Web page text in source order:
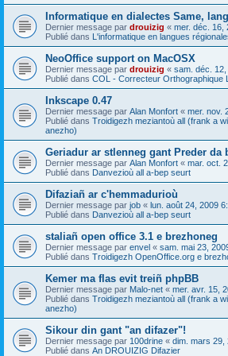
Informatique en dialectes Same,
Dernier message par drouizig « mer. déc. 16,
Publié dans L'informatique en langues
NeoOffice support on MacOSX
Dernier message par drouizig « sam. déc.
Publié dans COL - Correcteur Orthographique
Inkscape 0.47
Dernier message par Alan Monfort « mer. nov.
Publié dans Troidigezh meziantoù all (frank a
anezho)
Geriadur ar stlenneg gant Preder da
Dernier message par Alan Monfort « mar. oct.
Publié dans Danvezioù all a-bep seurt
Difaziañ ar c'hemmadurioù
Dernier message par job « lun. août 24, 2009
Publié dans Danvezioù all a-bep seurt
staliañ open office 3.1 e brezhoneg
Dernier message par envel « sam. mai 23,
Publié dans Troidigezh OpenOffice.org e
Kemer ma flas evit treiñ phpBB
Dernier message par Malo-net « mer. avr. 15,
Publié dans Troidigezh meziantoù all (frank a
anezho)
Sikour din gant "an difazer"!
Dernier message par 100drine « dim. mars 29,
Publié dans An DROUIZIG Difazier